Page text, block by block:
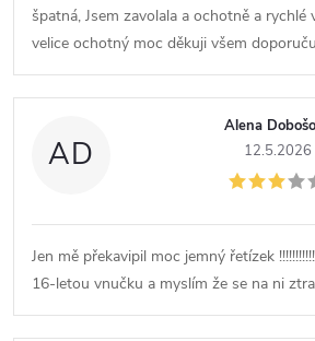
špatná, Jsem zavolala a ochotně a rychlé
velice ochotný moc děkuji všem
AD
Alena
12.5.2026
Jen mě překavipil moc jemný řetízek
16-letou vnučku a myslím že se na ni